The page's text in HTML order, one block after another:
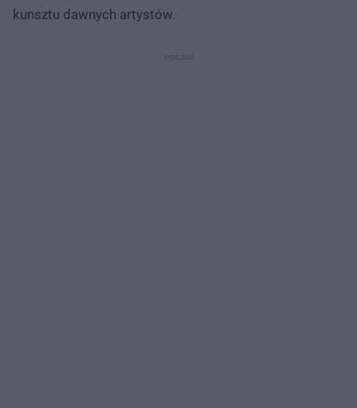
kunsztu dawnych artystów.